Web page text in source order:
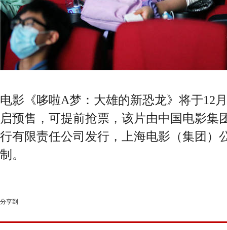
电影《哆啦A梦：大雄的新恐龙》将于12
启预售，可提前抢票，该片由中国电影集
行有限责任公司发行，上海电影（集团）
制。
分享到